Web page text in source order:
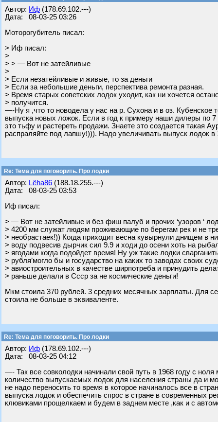
Автор: Иф (178.69.102.---)
Дата: 08-03-25 03:26
Моторогубитель писал:
> Иф писал:
>
> > — Вот не затейливые
>
> Если незатейливые и живые, то за деньги
> Если за небольшие деньги, перспектива ремонта разная.
> Время старых советских лодок уходит, как ни хочется
> получится.
—-Ну я ,что то новодела у нас на р. Сухона и в оз.
выпуска новых ложок. Если в год к примеру наши дилеры по
это тьфу и растереть продажи. Знаете это создается такая
распраляйте под лапшу!))). Надо увеличивать выпуск лодок в
Re: Тема для поговорить. Про лодки
Автор: Lёha86 (188.18.255.---)
Дата: 08-03-25 03:53
Иф писал:
> — Вот не затейливые и без фиш палуб и прочих ‘узоров ‘
> 4200 мм служат людям проживающие по берегам рек и не
> необрастаек!)) Когда приходит весна кувырнули днищем в
> воду подвесив дырчик сил 9.9 и ходи до осени хоть на
> ягодами когда подойдет время! Ну уж такие лодки
> рубля’могло бы и государство на каких то заводах своих
> авиостроительных в качестве ширпотреба и принудить
> раньше делали в Ссср за не космические деньги!
Мкм стоила 370 рублей. 3 средних месячных зарплаты. Для
стоила не больше в эквиваленте.
Re: Тема для поговорить. Про лодки
Автор: Иф (178.69.102.---)
Дата: 08-03-25 04:12
—- Так все совколодки начинали свой путь в 1968 году с ноля
количество выпускаемых лодок для населения страны да и
не надо переносить то время в которое начиналось все в
выпуска лодок и обеспечить спрос в стране в современных
клювиками прощелкаем и будем в заднем месте ,как и с